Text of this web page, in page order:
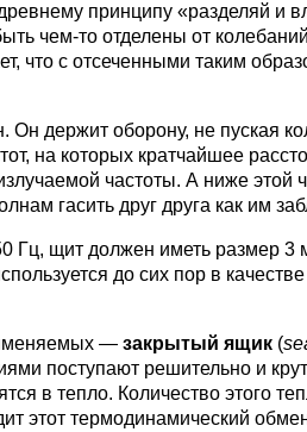
принципу «разделяй и
чем-то отделены от
что с отсеченными таким
держит оборону, не пуская
на которых кратчайшее
частоты. А ниже этой
гасить друг друга как им
Гц, щит должен иметь размер 3
до сих пор в
— закрытый ящик (
поступают решительно и
в тепло. Количество этого
этот термодинамический